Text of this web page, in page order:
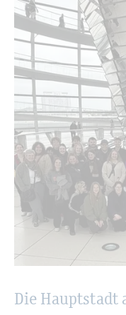
Die Haupt­stadt